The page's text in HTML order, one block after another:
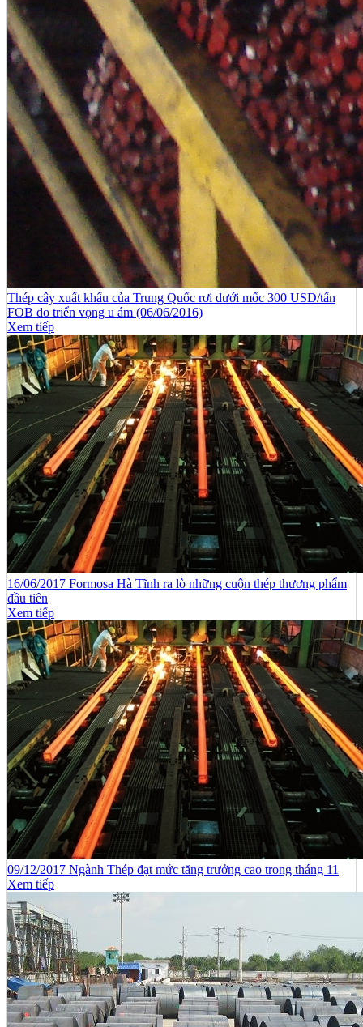
Thép cây xuất khẩu của Trung Quốc rơi dưới mốc 300 USD/tấn
FOB do triển vọng u ám (06/06/2016)
Xem tiếp
16/06/2017 Formosa Hà Tĩnh ra lò những cuộn thép thương phẩm
đầu tiên
Xem tiếp
09/12/2017 Ngành Thép đạt mức tăng trưởng cao trong tháng 11
Xem tiếp